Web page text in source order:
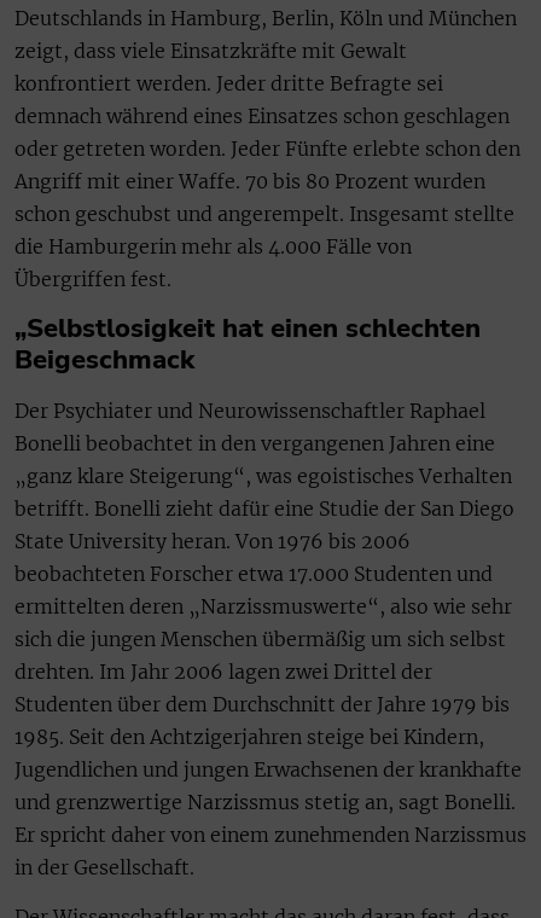
Deutschlands in Hamburg, Berlin, Köln und München
zeigt, dass viele Einsatzkräfte mit Gewalt
konfrontiert werden. Jeder dritte Befragte sei
demnach während eines Einsatzes schon geschlagen
oder getreten worden. Jeder Fünfte erlebte schon den
Angriff mit einer Waffe. 70 bis 80 Prozent wurden
schon geschubst und angerempelt. Insgesamt stellte
die Hamburgerin mehr als 4.000 Fälle von
Übergriffen fest.
„Selbstlosigkeit hat einen schlechten
Beigeschmack
Der Psychiater und Neurowissenschaftler Raphael
Bonelli beobachtet in den vergangenen Jahren eine
„ganz klare Steigerung“, was egoistisches Verhalten
betrifft. Bonelli zieht dafür eine Studie der San Diego
State University heran. Von 1976 bis 2006
beobachteten Forscher etwa 17.000 Studenten und
ermittelten deren „Narzissmuswerte“, also wie sehr
sich die jungen Menschen übermäßig um sich selbst
drehten. Im Jahr 2006 lagen zwei Drittel der
Studenten über dem Durchschnitt der Jahre 1979 bis
1985. Seit den Achtzigerjahren steige bei Kindern,
Jugendlichen und jungen Erwachsenen der krankhafte
und grenzwertige Narzissmus stetig an, sagt Bonelli.
Er spricht daher von einem zunehmenden Narzissmus
in der Gesellschaft.